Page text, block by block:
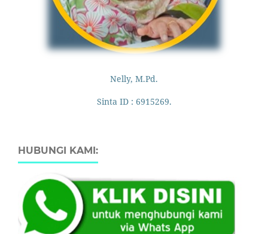
Nelly, M.Pd.
Sinta ID : 6915269.
HUBUNGI KAMI: